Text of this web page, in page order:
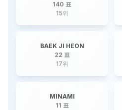
140 표
15위
BAEK JI HEON
22 표
17위
MINAMI
11 표